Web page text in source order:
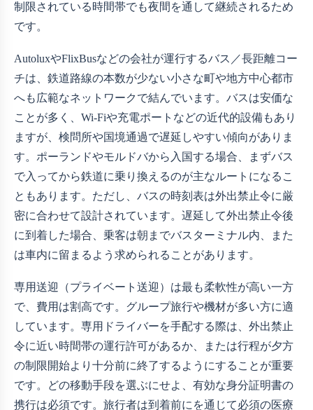
制限されている時間帯でも夜間を通して継続されるため
です。
AutoluxやFlixBusなどの会社が運行するバス／長距離コー
チは、鉄道路線の本数が少ない小さな町や地方中心都市
へも広範なネットワークで結んでいます。バスは安価な
ことが多く、Wi‑Fiや充電ポートなどの近代的設備もあり
ますが、検問所や国境通過で遅延しやすい傾向がありま
す。ポーランドやモルドバから入国する場合、まずバス
で入ってから鉄道に乗り換えるのが主なルートになるこ
ともあります。ただし、バスの時刻表は外出禁止令に厳
密に合わせて設計されています。遅延して外出禁止令後
に到着した場合、乗客は朝までバスターミナル内、また
は車内に留まるよう求められることがあります。
専用送迎（プライベート送迎）は最も柔軟性が高い一方
で、費用は割高です。グループ旅行や機材が多い方に適
しています。専用ドライバーを手配する際は、外出禁止
令に近い時間帯の運行許可があるか、または行程が夕方
の制限開始より十分前に終了するようにすることが重要
です。どの移動手段を選ぶにせよ、有効な身分証明書の
携行は必須です。旅行者は到着前に を通じて必須の医療